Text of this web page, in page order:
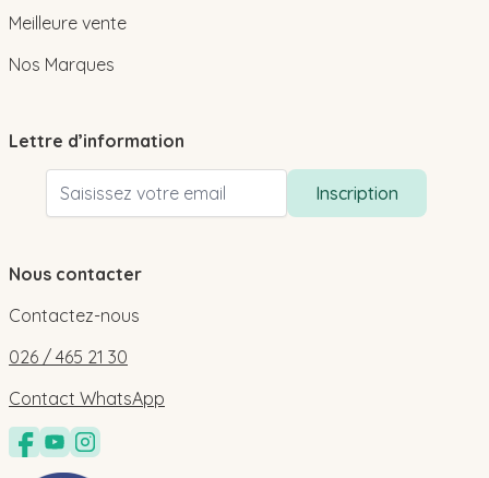
Meilleure vente
Nos Marques
Lettre d’information
Adresse email
Inscription
Nous contacter
Contactez-nous
026 / 465 21 30
Contact WhatsApp